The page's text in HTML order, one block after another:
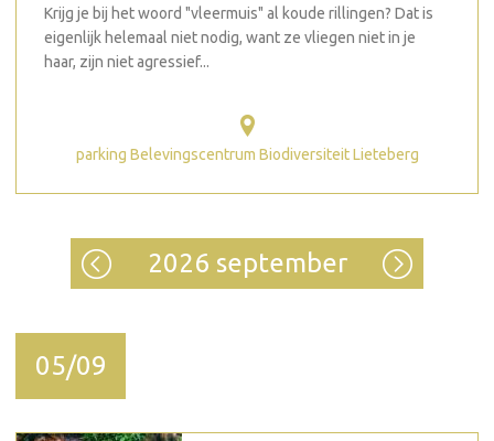
Krijg je bij het woord "vleermuis" al koude rillingen? Dat is
eigenlijk helemaal niet nodig, want ze vliegen niet in je
haar, zijn niet agressief...
parking Belevingscentrum Biodiversiteit Lieteberg
2026 september
05/09